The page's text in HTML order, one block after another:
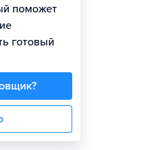
поможет
готовый